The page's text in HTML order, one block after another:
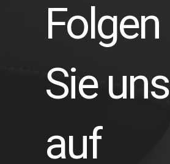
Folgen
Sie uns
auf